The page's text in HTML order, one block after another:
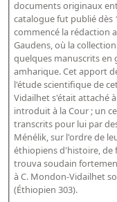
Recherche de
L'histoire de la BnF
Explorer
Organigrammes de
Rapports d'activité
Répertoire
Répertoire des
Répertoire des
Répertoire des
documents originaux
catalogue fut publié dès
commencé la rédaction
Gaudens, où la
quelques manuscrits en
amharique. Cet apport
l'étude scientifique de
Vidailhet s'était attaché
introduit à la Cour ; un
transcrits pour lui par
Ménélik, sur l'ordre de
éthiopiens d'histoire, de
trouva soudain
à C. Mondon-Vidailhet
(Éthiopien 303).